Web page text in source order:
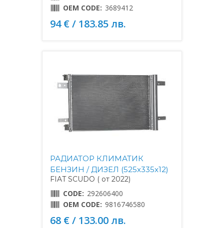
OEM CODE: 3689412
94 € / 183.85 лв.
РАДИАТОР КЛИМАТИК
БЕНЗИН / ДИЗЕЛ (525x335x12)
FIAT SCUDO ( от 2022)
CODE: 292606400
OEM CODE: 9816746580
68 € / 133.00 лв.